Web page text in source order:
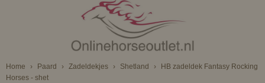
Home › Paard › Zadeldekjes › Shetland ›
HB zadeldek Fantasy Rocking
Horses - shet